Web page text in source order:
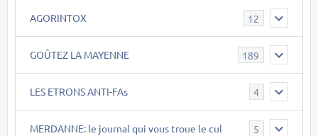
AGORINTOX 12
GOÛTEZ LA MAYENNE 189
LES ETRONS ANTI-FAs 4
MERDANNE: le journal qui vous troue le cul 5